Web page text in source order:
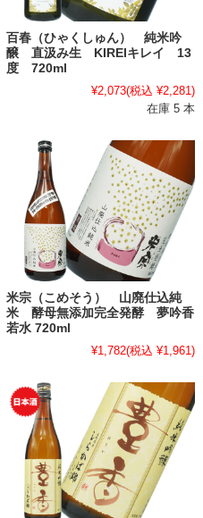
百春（ひゃくしゅん） 純米吟
醸 直汲み生 KIREIキレイ 13
度 720ml
¥2,073(税込 ¥2,281)
在庫 5 本
米宗（こめそう） 山廃仕込純
米 酵母無添加完全発酵 夢吟香
若水 720ml
¥1,782(税込 ¥1,961)